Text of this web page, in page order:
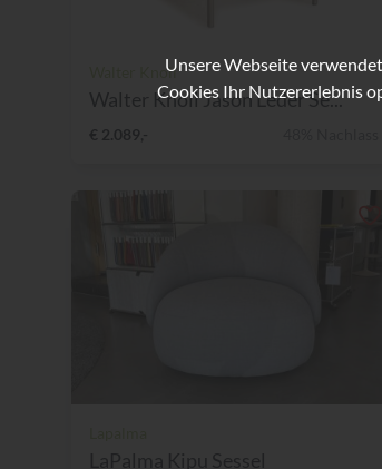
Walter Knoll
Walter Knoll Jason Leder Se...
€ 2.089,-
Unsere Webseite
Cookies Ihr Nutzererlebnis